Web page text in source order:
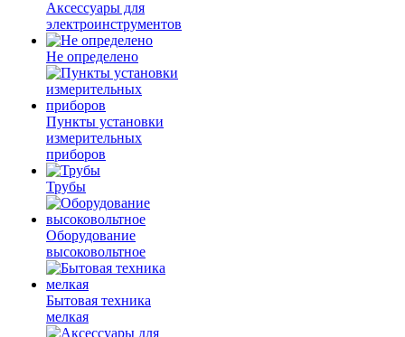
Аксессуары для
электроинструментов
Не определено
Пункты установки
измерительных
приборов
Трубы
Оборудование
высоковольтное
Бытовая техника
мелкая